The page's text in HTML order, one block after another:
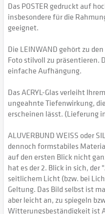
Das POSTER gedruckt auf
insbesondere für die
geeignet.
Die LEINWAND gehört zu
Foto stilvoll zu präsentieren.
einfache Aufhängung.
Das ACRYL-Glas verleiht
ungeahnte Tiefenwirkung,
erscheinen lässt. (Lieferung
ALUVERBUND WEISS oder
dennoch formstabiles
auf den ersten Blick nicht
hat es der 2. Blick in sich,
seitlichem Licht (bzw. bei
Geltung. Das Bild selbst ist
aber leicht an, zu spiegeln
Witterungsbeständigkeit ist